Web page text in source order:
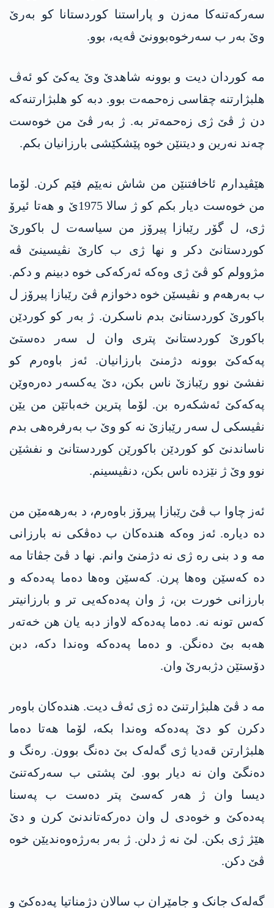
سەرکەتنەکا مەزن و پاراستنا کوردستانا کو بەرێ
وێ بەر ب سەرخوەبوونێ ڤەیە، بوو.
مە کوردان دیت و بوونە شاھدێ وێ یەکێ کو ئەڤ
ھلبژارتنە چقاسی زەحمەت بوو. دبە کو ھلبژارتنەکە
دن ژ ڤێ ژی زەحمەتر بە. ژ بەر ڤێ من خوەست
چەند نەرین و دیتنێن خوە پێشکێشی بارزانیان بکم.
ھێڤیدارم ئاخافتنێن من شاش نەیێم فێم کرن. لۆما
من خوەست دیار بکم کو ژ سالا 1975ێ و ھەتا ئیرۆ
ژی، ل گۆر رێبازا پیرۆز من سیاسەت ل باکورێ
کوردستانێ دکر و نھا ژی ب کارێ نڤیسینێ ڤە
مژوولم کو ڤێ ژی وەکە ئەرکەکی خوە دبینم و دکم.
ب بەرھەم و نڤیسێن خوە دخوازم ڤێ رێبازا پیرۆز ل
باکورێ کوردستانێ بدم ناسکرن. ژ بەر کو کوردێن
باکورێ کوردستانێ پتری وان ل سەر دەستێ
پەکەکێ بوونە دژمنێ بارزانیان. ئەز باوەرم کو
نفشێ نوو رێبازێ ناس بکن، دێ یەکسەر دەرەوێن
پەکەکێ ئەشکەرە بن. لۆما پترین خەباتێن من یێن
نڤیسکی ل سەر رێبازێ نە کو وێ ب بەرفرەھی بدم
ناساندنێ کو کوردێن باکورێن کوردستانێ و نفشێن
نوو وێ ژ نێزدە ناس بکن، دنڤیسینم.
ئەز چاوا ب ڤێ رێبازا پیرۆز باوەرم، د بەرھەمێن من
دە دیارە. ئەز وەکە ھندەکان ب دەڤکی نە بارزانی
مە و د بنی رە ژی نە دژمنێ وانم. نھا د ڤێ جڤاتا مە
دە کەسێن وەھا پرن. کەسێن وەھا دەما پەدەکە و
بارزانی خورت بن، ژ وان پەدەکەیی تر و بارزانیتر
کەس تونە نە. دەما پەدەکە لاواز دبە یان ھن خەتەر
ھەبە بێ دەنگن. و دەما پەدەکە وەندا دکە، دبن
دۆستێن دژبەرێ وان.
مە د ڤێ ھلبژارتنێ دە ژی ئەڤ دیت. ھندەکان باوەر
دکرن کو دێ پەدەکە وەندا بکە، لۆما ھەتا دەما
ھلبژارتن قەدیا ژی گەلەک بێ دەنگ بوون. رەنگ و
دەنگێ وان نە دیار بوو. لێ پشتی ب سەرکەتنێ
دیسا وان ژ ھەر کەسێ پتر دەست ب پەسنا
پەدەکێ و خوەدی ل وان دەرکەتاندنێ کرن و دێ
ھێژ ژی بکن. لێ نە ژ دلن. ژ بەر بەرژەوەندیێن خوە
ڤێ دکن.
گەلەک جانک و جامێران ب سالان دژمناتیا پەدەکێ و